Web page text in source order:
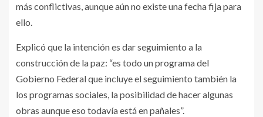
más conflictivas, aunque aún no existe una fecha fija para
ello.
Explicó que la intención es dar seguimiento a la
construcción de la paz: “es todo un programa del
Gobierno Federal que incluye el seguimiento también la
los programas sociales, la posibilidad de hacer algunas
obras aunque eso todavía está en pañales”.